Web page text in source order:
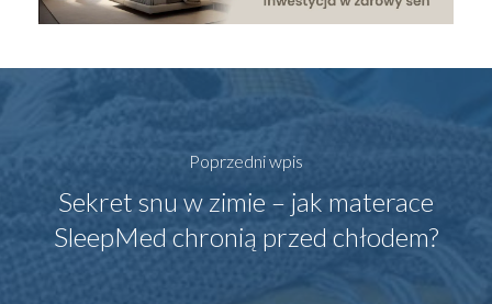
Poprzedni wpis
Sekret snu w zimie – jak materace
SleepMed chronią przed chłodem?